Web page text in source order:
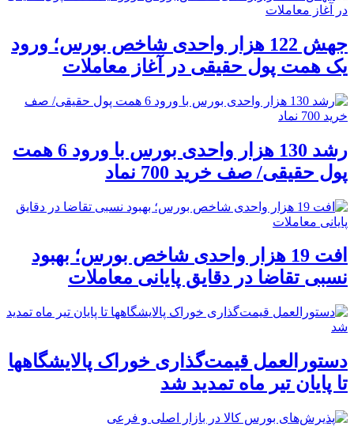
جهش 122 هزار واحدی شاخص بورس؛ ورود
یک همت پول حقیقی در آغاز معاملات
رشد 130 هزار واحدی بورس با ورود 6 همت
پول حقیقی/ صف خرید 700 نماد
افت 19 هزار واحدی شاخص بورس؛ بهبود
نسبی تقاضا در دقایق پایانی معاملات
دستورالعمل قیمت‌گذاری خوراک پالایشگاهها
تا پایان تیر ماه تمدید شد